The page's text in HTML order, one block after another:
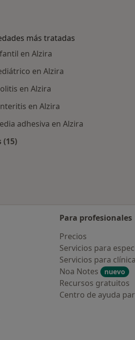
más tratadas
en Alzira
en Alzira
en Alzira
en Alzira
adhesiva en Alzira
(15)
Para profesionales
Precios
Servicios para
Servicios para
Noa Notes
nuevo
Recursos gratuitos
Centro de ayuda